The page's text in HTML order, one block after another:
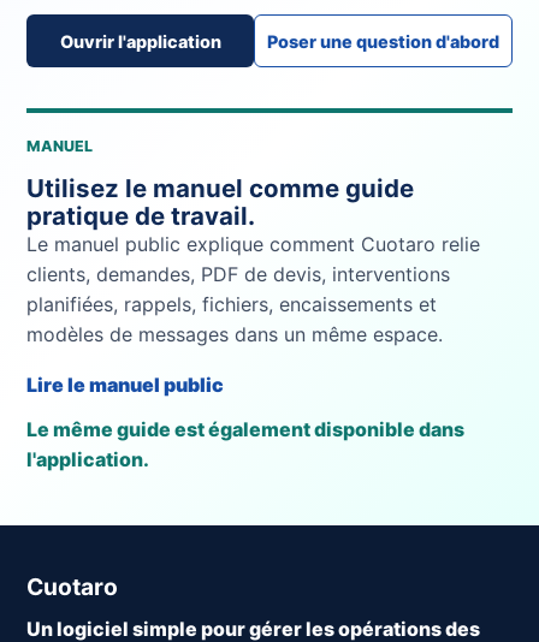
Ouvrir l'application Poser une question d'abord
MANUEL
Utilisez le manuel comme guide
pratique de travail.
Le manuel public explique comment Cuotaro relie
clients, demandes, PDF de devis, interventions
planifiées, rappels, fichiers, encaissements et
modèles de messages dans un même espace.
Lire le manuel public
Le même guide est également disponible dans
l'application.
Cuotaro
Un logiciel simple pour gérer les opérations des